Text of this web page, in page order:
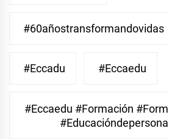
#60añostransformandovidas
#eccadu #eccaedu
#eccaedu #formación